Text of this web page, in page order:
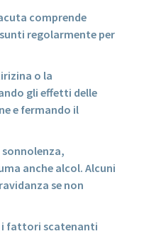
comprende
regolarmente per
o la
gli effetti delle
e fermando il
anche alcol. Alcuni
se non
i fattori scatenanti